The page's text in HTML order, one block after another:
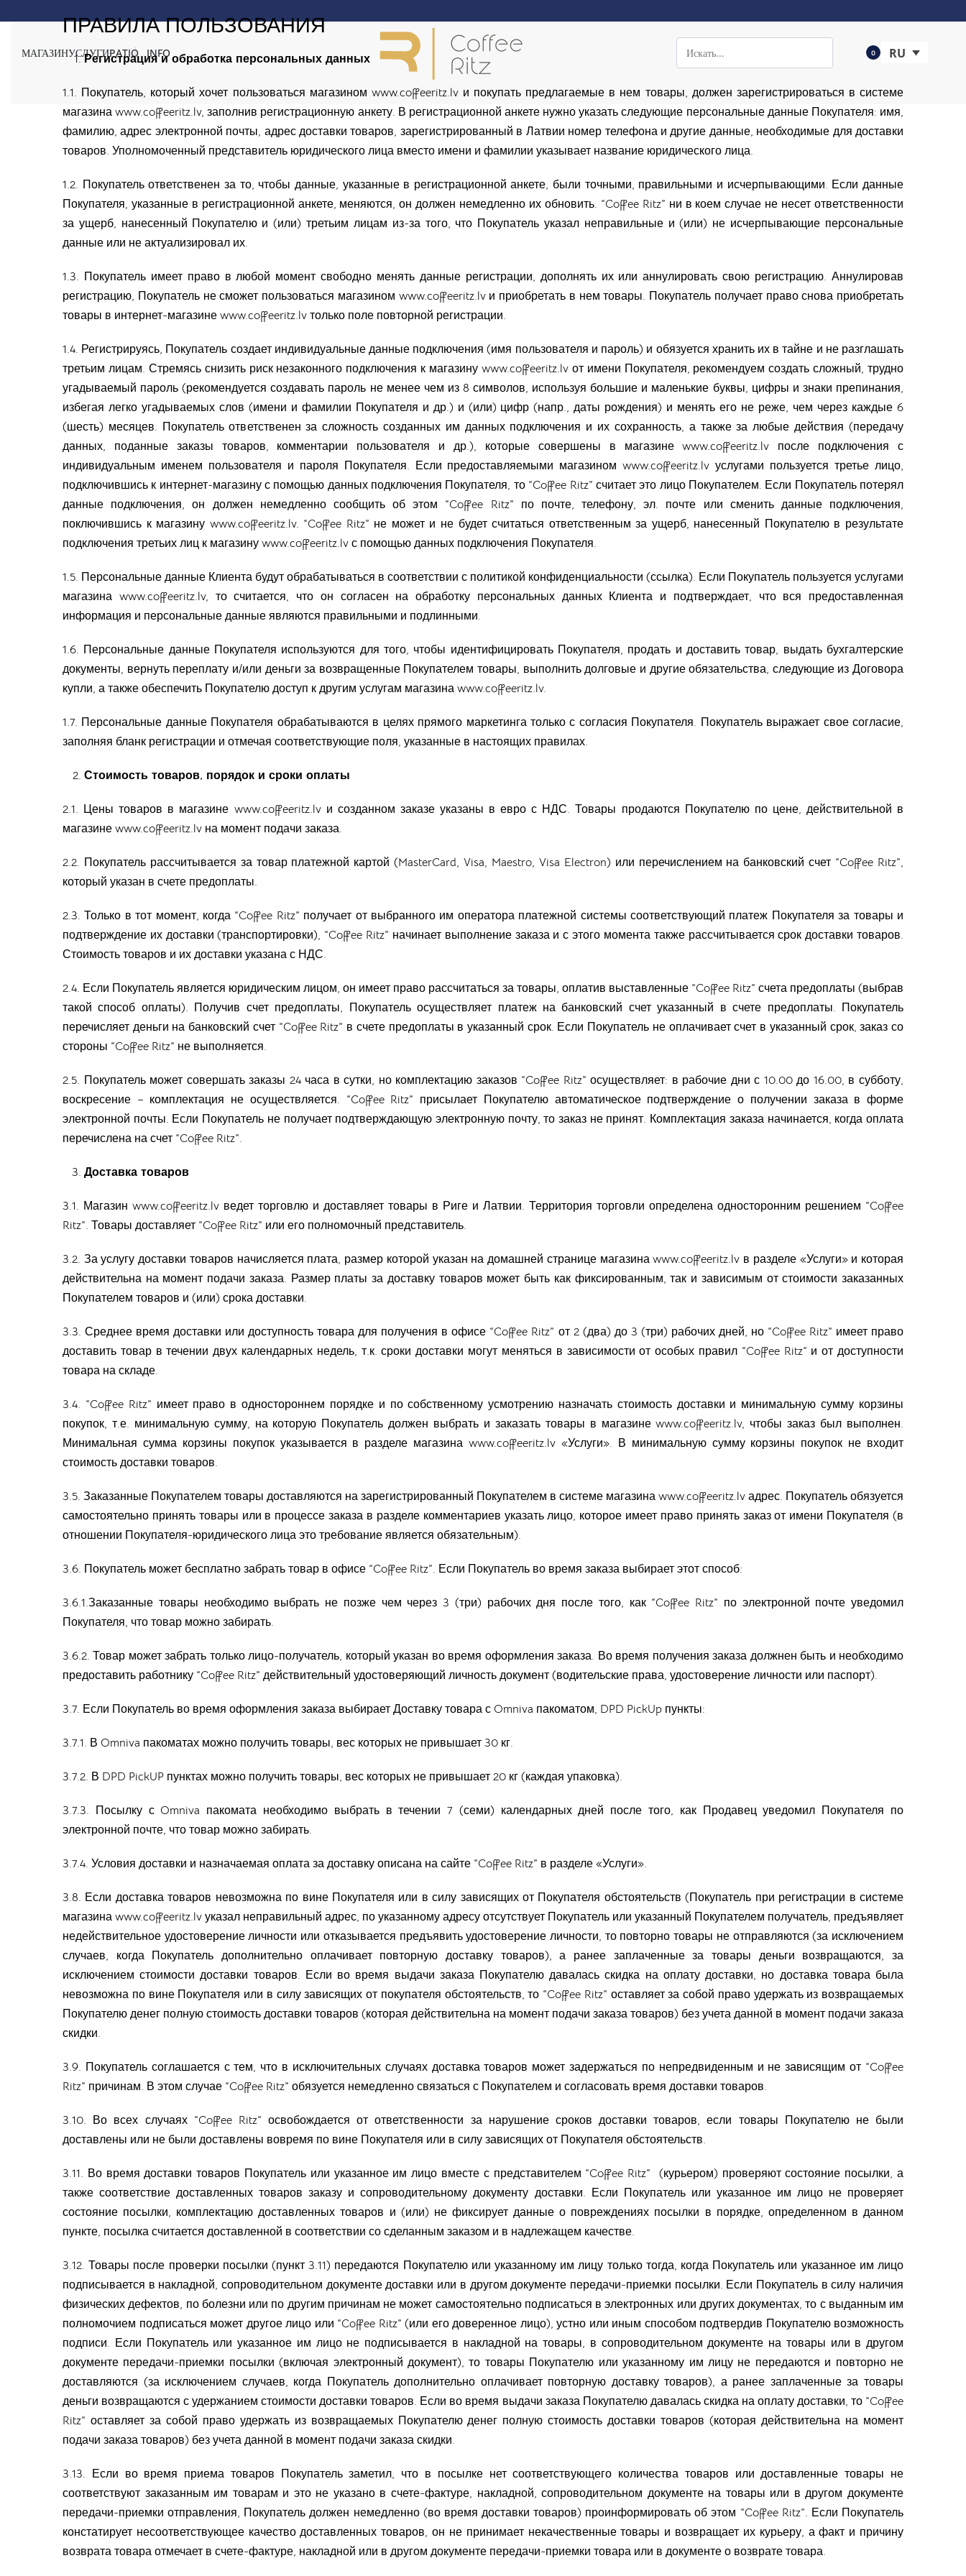
Бесплатная доставка на заказы выше 50€
МАГАЗИНУСЛУГИPATIO INFO 0 RU
ПРАВИЛА ПОЛЬЗОВАНИЯ
Регистрация и обработка персональных данных
1.1. Покупатель, который хочет пользоваться магазином www.coffeeritz.lvи покупать предлагаемые в нем товары, должен зарегистрироваться в системе
магазинаwww.coffeeritz.lv, заполнив регистрационную анкету. В регистрационной анкете нужно указать следующие персональные данные Покупателя: имя,
фамилию, адрес электронной почты, адрес доставки товаров, зарегистрированный в Латвии номер телефона и другие данные, необходимые для доставки
товаров. Уполномоченный представитель юридического лица вместо имени и фамилии указывает название юридического лица.
1.2. Покупатель ответственен за то, чтобы данные, указанные в регистрационной анкете, были точными, правильными и исчерпывающими. Если данные
Покупателя, указанные в регистрационной анкете, меняются, он должен немедленно их обновить. “Coffee Ritz” ни в коем случае не несет ответственности
за ущерб, нанесенный Покупателю и (или) третьим лицам из-за того, что Покупатель указал неправильные и (или) не исчерпывающие персональные
данные или не актуализировал их.
1.3. Покупатель имеет право в любой момент свободно менять данные регистрации, дополнять их или аннулировать свою регистрацию. Аннулировав
регистрацию, Покупатель не сможет пользоваться магазином www.coffeeritz.lvи приобретать в нем товары. Покупатель получает право снова приобретать
товары в интернет-магазине www.coffeeritz.lv только поле повторной регистрации.
1.4. Регистрируясь, Покупатель создает индивидуальные данные подключения (имя пользователя и пароль) и обязуется хранить их в тайне и не разглашать
третьим лицам. Стремясь снизить риск незаконного подключения к магазину www.coffeeritz.lvот имени Покупателя, рекомендуем создать сложный, трудно
угадываемый пароль (рекомендуется создавать пароль не менее чем из 8 символов, используя большие и маленькие буквы, цифры и знаки препинания,
избегая легко угадываемых слов (имени и фамилии Покупателя и др.) и (или) цифр (напр., даты рождения) и менять его не реже, чем через каждые 6
(шесть) месяцев. Покупатель ответственен за сложность созданных им данных подключения и их сохранность, а также за любые действия (передачу
данных, поданные заказы товаров, комментарии пользователя и др.), которые совершены в магазинеwww.coffeeritz.lv после подключения с
индивидуальным именем пользователя и пароля Покупателя. Если предоставляемыми магазиномwww.coffeeritz.lv услугами пользуется третье лицо,
подключившись к интернет-магазину с помощью данных подключения Покупателя, то “Coffee Ritz” считает это лицо Покупателем. Если Покупатель потерял
данные подключения, он должен немедленно сообщить об этом “Coffee Ritz” по почте, телефону, эл. почте или сменить данные подключения,
поключившись к магазину www.coffeeritz.lv. “Coffee Ritz” не может и не будет считаться ответственным за ущерб, нанесенный Покупателю в результате
подключения третьих лиц к магазину www.coffeeritz.lv с помощью данных подключения Покупателя.
1.5. Персональные данные Клиента будут обрабатываться в соответствии с политикой конфиденциальности (ссылка). Если Покупатель пользуется услугами
магазина www.coffeeritz.lv, то считается, что он согласен на обработку персональных данных Клиента и подтверждает, что вся предоставленная
информация и персональные данные являются правильными и подлинными.
1.6. Персональные данные Покупателя используются для того, чтобы идентифицировать Покупателя, продать и доставить товар, выдать бухгалтерские
документы, вернуть переплату и/или деньги за возвращенные Покупателем товары, выполнить долговые и другие обязательства, следующие из Договора
купли, а также обеспечить Покупателю доступ к другим услугам магазина www.coffeeritz.lv.
1.7. Персональные данные Покупателя обрабатываются в целях прямого маркетинга только с согласия Покупателя. Покупатель выражает свое согласие,
заполняя бланк регистрации и отмечая соответствующие поля, указанные в настоящих правилах.
Стоимость товаров, порядок и сроки оплаты
2.1. Цены товаров в магазине www.coffeeritz.lvи созданном заказе указаны в евро с НДС. Товары продаются Покупателю по цене, действительной в
магазине www.coffeeritz.lv на момент подачи заказа.
2.2. Покупатель рассчитывается за товар платежной картой (MasterCard, Visa, Maestro, Visa Electron) или перечислением на банковский счет “Coffee Ritz”,
который указан в счете предоплаты.
2.3. Только в тот момент, когда “Coffee Ritz” получает от выбранного им оператора платежной системы соответствующий платеж Покупателя за товары и
подтверждение их доставки (транспортировки), “Coffee Ritz” начинает выполнение заказа и с этого момента также рассчитывается срок доставки товаров.
Стоимость товаров и их доставки указана с НДС.
2.4. Если Покупатель является юридическим лицом, он имеет право рассчитаться за товары, оплатив выставленные “Coffee Ritz” счета предоплаты (выбрав
такой способ оплаты). Получив счет предоплаты, Покупатель осуществляет платеж на банковский счет указанный в счете предоплаты. Покупатель
перечисляет деньги на банковский счет “Coffee Ritz” в счете предоплаты в указанный срок. Если Покупатель не оплачивает счет в указанный срок, заказ со
стороны “Coffee Ritz” не выполняется.
2.5. Покупатель может совершать заказы 24 часа в сутки, но комплектацию заказов “Coffee Ritz” осуществляет: в рабочие дни с 10.00 до 16.00, в субботу,
воскресение – комплектация не осуществляется. “Coffee Ritz” присылает Покупателю автоматическое подтверждение о получении заказа в форме
электронной почты. Если Покупатель не получает подтверждающую электронную почту, то заказ не принят. Комплектация заказа начинается, когда оплата
перечислена на счет “Coffee Ritz”.
Доставка товаров
3.1. Магазин www.coffeeritz.lv ведет торговлю и доставляет товары в Риге и Латвии. Территория торговли определена односторонним решением “Coffee
Ritz”. Товары доставляет “Coffee Ritz” или его полномочный представитель.
3.2. За услугу доставки товаров начисляется плата, размер которой указан на домашней странице магазина www.coffeeritz.lv в разделе «Услуги» и которая
действительна на момент подачи заказа. Размер платы за доставку товаров может быть как фиксированным, так и зависимым от стоимости заказанных
Покупателем товаров и (или) срока доставки.
3.3. Среднее время доставки или доступность товара для получения в офисе “Coffee Ritz” от 2 (два) до 3 (три) рабочих дней, но “Coffee Ritz” имеет право
доставить товар в течении двух календарных недель, т.к. сроки доставки могут меняться в зависимости от особых правил “Coffee Ritz” и от доступности
товара на складе.
3.4. “Coffee Ritz” имеет право в одностороннем порядке и по собственному усмотрению назначать стоимость доставки и минимальную сумму корзины
покупок, т.е. минимальную сумму, на которую Покупатель должен выбрать и заказать товары в магазине www.coffeeritz.lv, чтобы заказ был выполнен.
Минимальная сумма корзины покупок указывается в разделе магазина www.coffeeritz.lv «Услуги». В минимальную сумму корзины покупок не входит
стоимость доставки товаров.
3.5. Заказанные Покупателем товары доставляются на зарегистрированный Покупателем в системе магазина www.coffeeritz.lv адрес. Покупатель обязуется
самостоятельно принять товары или в процессе заказа в разделе комментариев указать лицо, которое имеет право принять заказ от имени Покупателя (в
отношении Покупателя-юридического лица это требование является обязательным).
3.6. Покупатель может бесплатно забрать товар в офисе “Coffee Ritz”. Если Покупатель во время заказа выбирает этот способ:
3.6.1.Заказанные товары необходимо выбрать не позже чем через 3 (три) рабочих дня после того, как “Coffee Ritz” по электронной почте уведомил
Покупателя, что товар можно забирать.
3.6.2. Товар может забрать только лицо-получатель, который указан во время оформления заказа. Во время получения заказа должнен быть и необходимо
предоставить работнику “Coffee Ritz” действительный удостоверяющий личность документ (водительские права, удостоверение личности или паспорт).
3.7. Если Покупатель во время оформления заказа выбирает Доставку товара с Omniva пакоматом, DPD PickUp пункты:
3.7.1. В Omniva пакоматах можно получить товары, вес которых не привышает 30 кг.
3.7.2. В DPD PickUP пунктах можно получить товары, вес которых не привышает 20 кг (каждая упаковка).
3.7.3. Посылку с Omniva пакомата необходимо выбрать в течении 7 (семи) календарных дней после того, как Продавец уведомил Покупателя по
электронной почте, что товар можно забирать.
3.7.4. Условия доставки и назначаемая оплата за доставку описана на сайте “Coffee Ritz” в разделе «Услуги».
3.8. Если доставка товаров невозможна по вине Покупателя или в силу зависящих от Покупателя обстоятельств (Покупатель при регистрации в системе
магазина www.coffeeritz.lv указал неправильный адрес, по указанному адресу отсутствует Покупатель или указанный Покупателем получатель, предъявляет
недействительное удостоверение личности или отказывается предъявить удостоверение личности, то повторно товары не отправляются (за исключением
случаев, когда Покупатель дополнительно оплачивает повторную доставку товаров), а ранее заплаченные за товары деньги возвращаются, за
исключением стоимости доставки товаров. Если во время выдачи заказа Покупателю давалась скидка на оплату доставки, но доставка товара была
невозможна по вине Покупателя или в силу зависящих от покупателя обстоятельств, то “Coffee Ritz” оставляет за собой право удержать из возвращаемых
Покупателю денег полную стоимость доставки товаров (которая действительна на момент подачи заказа товаров) без учета данной в момент подачи заказа
скидки.
3.9. Покупатель соглашается с тем, что в исключительных случаях доставка товаров может задержаться по непредвиденным и не зависящим от “Coffee
Ritz” причинам. В этом случае “Coffee Ritz” обязуется немедленно связаться с Покупателем и согласовать время доставки товаров.
3.10. Во всех случаях “Coffee Ritz” освобождается от ответственности за нарушение сроков доставки товаров, если товары Покупателю не были
доставлены или не были доставлены вовремя по вине Покупателя или в силу зависящих от Покупателя обстоятельств.
3.11. Во время доставки товаров Покупатель или указанное им лицо вместе с представителем “Coffee Ritz” (курьером) проверяют состояние посылки, а
также соответствие доставленных товаров заказу и сопроводительному документу доставки. Если Покупатель или указанное им лицо не проверяет
состояние посылки, комплектацию доставленных товаров и (или) не фиксирует данные о повреждениях посылки в порядке, определенном в данном
пункте, посылка считается доставленной в соответствии со сделанным заказом и в надлежащем качестве.
3.12. Товары после проверки посылки (пункт 3.11) передаются Покупателю или указанному им лицу только тогда, когда Покупатель или указанное им лицо
подписывается в накладной, сопроводительном документе доставки или в другом документе передачи-приемки посылки. Если Покупатель в силу наличия
физических дефектов, по болезни или по другим причинам не может самостоятельно подписаться в электронных или других документах, то с выданным им
полномочием подписаться может другое лицо или “Coffee Ritz” (или его доверенное лицо), устно или иным способом подтвердив Покупателю возможность
подписи. Если Покупатель или указанное им лицо не подписывается в накладной на товары, в сопроводительном документе на товары или в другом
документе передачи-приемки посылки (включая электронный документ), то товары Покупателю или указанному им лицу не передаются и повторно не
доставляются (за исключением случаев, когда Покупатель дополнительно оплачивает повторную доставку товаров), а ранее заплаченные за товары
деньги возвращаются с удержанием стоимости доставки товаров. Если во время выдачи заказа Покупателю давалась скидка на оплату доставки, то “Coffee
Ritz” оставляет за собой право удержать из возвращаемых Покупателю денег полную стоимость доставки товаров (которая действительна на момент
подачи заказа товаров) без учета данной в момент подачи заказа скидки.
3.13. Если во время приема товаров Покупатель заметил, что в посылке нет соответствующего количества товаров или доставленные товары не
соответствуют заказанным им товарам и это не указано в счете-фактуре, накладной, сопроводительном документе на товары или в другом документе
передачи-приемки отправления, Покупатель должен немедленно (во время доставки товаров) проинформировать об этом “Coffee Ritz”. Если Покупатель
констатирует несоответствующее качество доставленных товаров, он не принимает некачественные товары и возвращает их курьеру, а факт и причину
возврата товара отмечает в счете-фактуре, накладной или в другом документе передачи-приемки товара или в документе о возврате товара.